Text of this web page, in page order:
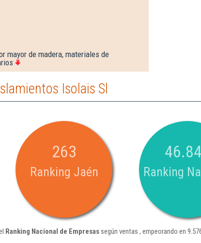
mayor de madera, materiales de
Isolais Sl
263
Ranking Jaén Ranking
Ranking Nacional de Empresassegún ventas , empeorando en